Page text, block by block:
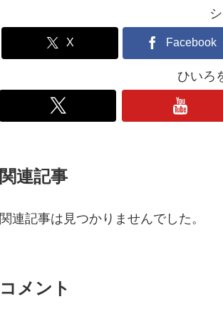
X Facebook
ひいろ
関連記事
関連記事は見つかりませんでした。
コメント